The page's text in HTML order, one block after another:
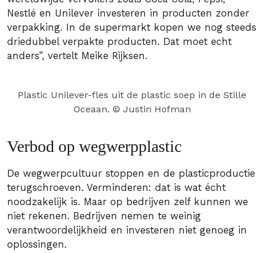
Nestlé en Unilever investeren in producten zonder
verpakking. In de supermarkt kopen we nog steeds
driedubbel verpakte producten. Dat moet echt
anders”, vertelt Meike Rijksen.
Plastic Unilever-fles uit de plastic soep in de Stille
Oceaan. © Justin Hofman
Verbod op wegwerpplastic
De wegwerpcultuur stoppen en de plasticproductie
terugschroeven. Verminderen: dat is wat écht
noodzakelijk is. Maar op bedrijven zelf kunnen we
niet rekenen. Bedrijven nemen te weinig
verantwoordelijkheid en investeren niet genoeg in
oplossingen.